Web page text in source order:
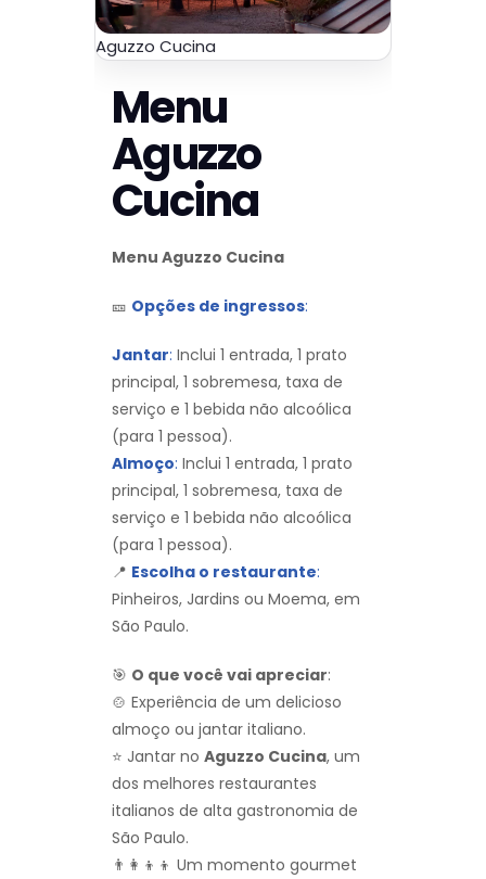
Aguzzo Cucina
Menu
Aguzzo
Cucina
Menu Aguzzo Cucina
🎫 Opções de ingressos:
Jantar: Inclui 1 entrada, 1 prato
principal, 1 sobremesa, taxa de
serviço e 1 bebida não alcoólica
(para 1 pessoa).
Almoço: Inclui 1 entrada, 1 prato
principal, 1 sobremesa, taxa de
serviço e 1 bebida não alcoólica
(para 1 pessoa).
📍 Escolha o restaurante:
Pinheiros, Jardins ou Moema, em
São Paulo.
🎯 O que você vai apreciar:
🍲 Experiência de um delicioso
almoço ou jantar italiano.
⭐ Jantar no Aguzzo Cucina, um
dos melhores restaurantes
italianos de alta gastronomia de
São Paulo.
👨‍👩‍👦‍👦 Um momento gourmet